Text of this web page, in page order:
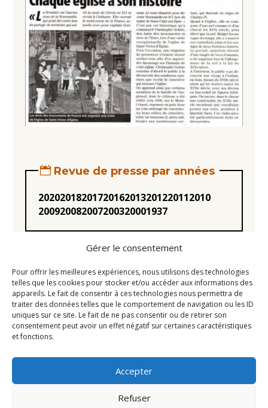
Gérer le consentement
Pour offrir les meilleures expériences, nous utilisons des technologies
telles que les cookies pour stocker et/ou accéder aux informations des
appareils. Le fait de consentir à ces technologies nous permettra de
traiter des données telles que le comportement de navigation ou les ID
uniques sur ce site. Le fait de ne pas consentir ou de retirer son
consentement peut avoir un effet négatif sur certaines caractéristiques
et fonctions.
Accepter
Refuser
Revue de presse par années
20202018201720162013201220112010
200920082007200320001937
Statuts
Règlement intérieur
Liens utiles